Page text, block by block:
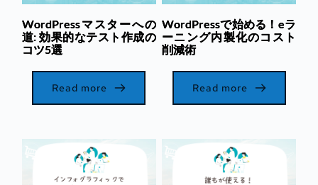
WordPressマスターへの
道: 効果的なテスト作成の
コツ5選
Read more
WordPressで始める！eラ
ーニング内製化のコスト
削減術
Read more